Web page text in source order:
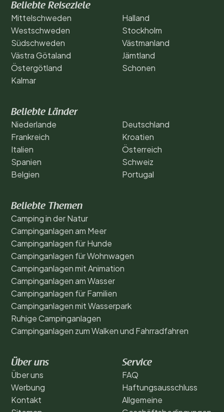
Beliebte Reiseziele
Mittelschweden
Westschweden
Südschweden
Västra Götaland
Östergötland
Kalmar
Halland
Stockholm
Västmanland
Jämtland
Schonen
Beliebte Länder
Niederlande
Frankreich
Italien
Spanien
Belgien
Deutschland
Kroatien
Österreich
Schweiz
Portugal
Beliebte Themen
Camping in der Natur
Campinganlagen am Meer
Campinganlagen für Hunde
Campinganlagen für Wohnwagen
Campinganlagen mit Animation
Campinganlagen am Wasser
Campinganlagen für Familien
Campinganlagen mit Wasserpark
Ruhige Campinganlagen
Campinganlagen zum Walken und Fahrradfahren
Über uns
Über uns
Werbung
Kontakt
Service
FAQ
Haftungsausschluss
Allgemeine